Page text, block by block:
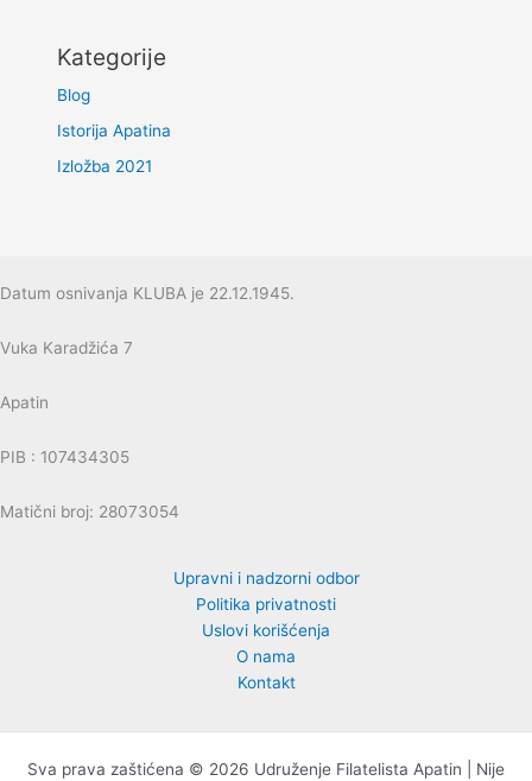
Kategorije
Blog
Istorija Apatina
Izložba 2021
Datum osnivanja KLUBA je 22.12.1945.
Vuka Karadžića 7
Apatin
PIB : 107434305
Matični broj: 28073054
Upravni i nadzorni odbor
Politika privatnosti
Uslovi korišćenja
O nama
Kontakt
Sva prava zaštićena © 2026 Udruženje Filatelista Apatin | Nije